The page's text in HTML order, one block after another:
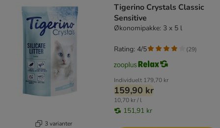
3 varianter
Tigerino Crystals Classic
Sensitive
Økonomipakke: 3 x 5 l
Individuelt 179,70 kr
159,90 kr
10,70 kr / l
151,91 kr
Rating: 4/5 (29)